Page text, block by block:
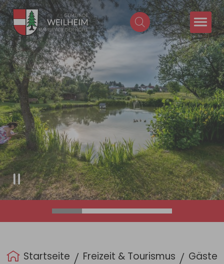
Zum Hauptinhalt springen
Startseite Freizeit & Tourismus
Gäste